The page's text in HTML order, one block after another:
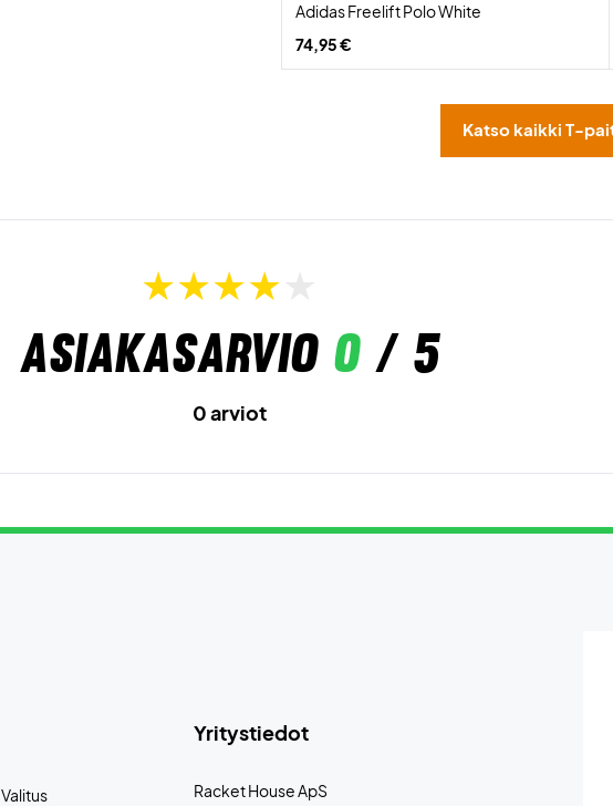
Adidas Freelift Polo White
74,95 €
Katso kaikki T-
Asiakasarvio 0/ 5
0 arviot
Yritystiedot
Racket House ApS
Valitus